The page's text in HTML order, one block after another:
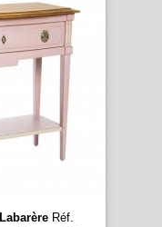
LabarèreRéf.